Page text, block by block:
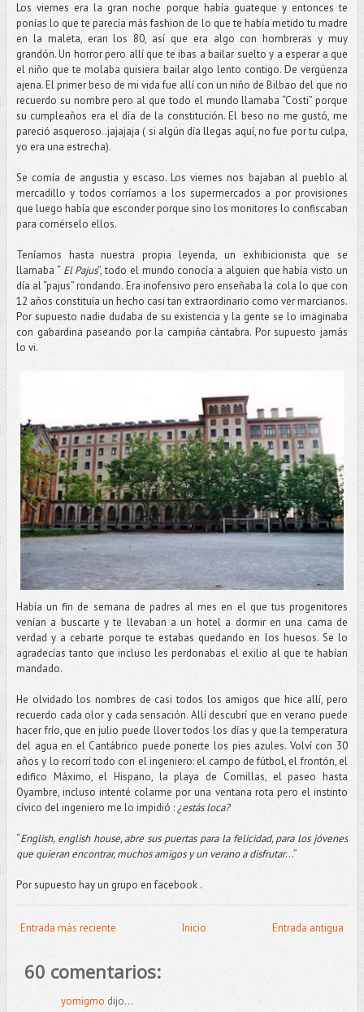
Los viernes era la gran noche porque había guateque y entonces te
ponías lo que te parecía más fashion de lo que te había metido tu madre
en la maleta, eran los 80, así que era algo con hombreras y muy
grandón. Un horror pero allí que te ibas a bailar suelto y a esperar a que
el niño que te molaba quisiera bailar algo lento contigo. De vergüenza
ajena. El primer beso de mi vida fue allí con un niño de Bilbao del que no
recuerdo su nombre pero al que todo el mundo llamaba “Costi” porque
su cumpleaños era el día de la constitución. El beso no me gustó, me
pareció asqueroso..jajajaja ( si algún día llegas aquí, no fue por tu culpa,
yo era una estrecha).
Se comía de angustia y escaso. Los viernes nos bajaban al pueblo al
mercadillo y todos corríamos a los supermercados a por provisiones
que luego había que esconder porque sino los monitores lo confiscaban
para comérselo ellos.
Teníamos hasta nuestra propia leyenda, un exhibicionista que se
llamaba “ El Pajus”, todo el mundo conocía a alguien que había visto un
día al “pajus” rondando. Era inofensivo pero enseñaba la cola lo que con
12 años constituía un hecho casi tan extraordinario como ver marcianos.
Por supuesto nadie dudaba de su existencia y la gente se lo imaginaba
con gabardina paseando por la campiña cántabra. Por supuesto jamás
lo vi.
Había un fin de semana de padres al mes en el que tus progenitores
venían a buscarte y te llevaban a un hotel a dormir en una cama de
verdad y a cebarte porque te estabas quedando en los huesos. Se lo
agradecías tanto que incluso les perdonabas el exilio al que te habían
mandado.
He olvidado los nombres de casi todos los amigos que hice allí, pero
recuerdo cada olor y cada sensación. Allí descubrí que en verano puede
hacer frío, que en julio puede llover todos los días y que la temperatura
del agua en el Cantábrico puede ponerte los pies azules. Volví con 30
años y lo recorrí todo con el ingeniero: el campo de fútbol, el frontón, el
edifico Máximo, el Hispano, la playa de Comillas, el paseo hasta
Oyambre, incluso intenté colarme por una ventana rota pero el instinto
cívico del ingeniero me lo impidió :¿estás loca?
“English, english house, abre sus puertas para la felicidad, para los jóvenes
que quieran encontrar, muchos amigos y un verano a disfrutar...”
Por supuesto hay un grupo en facebook .
Entrada más reciente Entrada antigua
Inicio
60 comentarios:
yomigmo dijo...